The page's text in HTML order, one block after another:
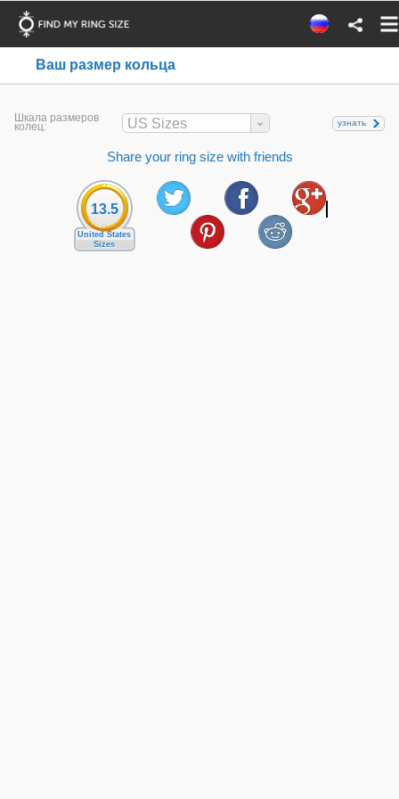
Ваш размер кольца
Шкала размеров
колец: US Sizes узнать
Share your ring size with friends
13.5
United States
Sizes